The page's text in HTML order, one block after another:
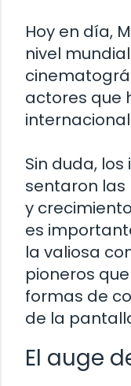
Hoy en día,
nivel
actores que
Sin duda,
sentaron
y
es
la valiosa
pioneros
formas de
de la
El auge